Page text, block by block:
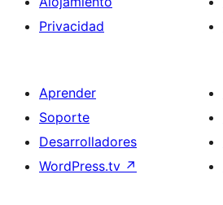
Privacidad
Aprender
Soporte
Desarrolladores
WordPress.tv ↗